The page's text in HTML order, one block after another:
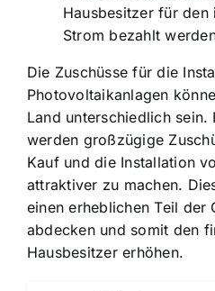
Hausbesitzer für den
Strom bezahlt
Die Zuschüsse für die
Photovoltaikanlagen
Land unterschiedlich sein.
werden großzügige
Kauf und die Installation
attraktiver zu machen.
einen erheblichen Teil der
abdecken und somit den
Hausbesitzer erhöhen.